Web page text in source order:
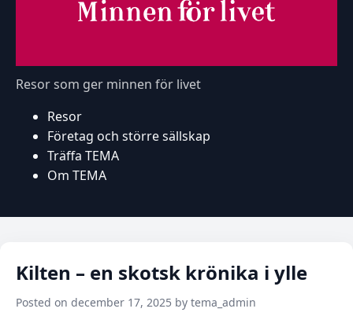
Resor som ger minnen för livet
Resor
Företag och större sällskap
Träffa TEMA
Om TEMA
Kilten – en skotsk krönika i ylle
Posted on december 17, 2025 by tema_admin